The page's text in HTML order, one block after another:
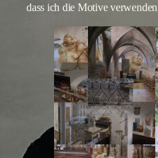
dass ich die Motive